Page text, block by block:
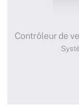
Contrôleur de